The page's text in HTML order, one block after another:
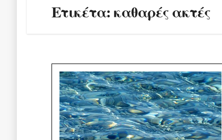
Ετικέτα:καθαρές ακτές